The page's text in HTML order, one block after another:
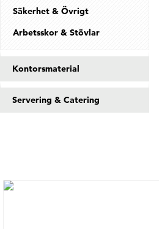
Säkerhet & Övrigt
Arbetsskor & Stövlar
Kontorsmaterial
Servering & Catering